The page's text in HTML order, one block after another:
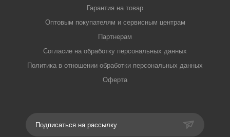
Гарантия на товар
Оптовым покупателям и сервисным центрам
Партнерам
Согласие на обработку персональных данных
Политика в отношении обработки персональных данных
Оферта
Подписаться на рассылку